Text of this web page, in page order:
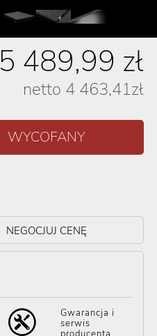
5 489,99 zł
netto 4 463,41zł
NEGOCJUJ CENĘ
Gwarancja i
serwis